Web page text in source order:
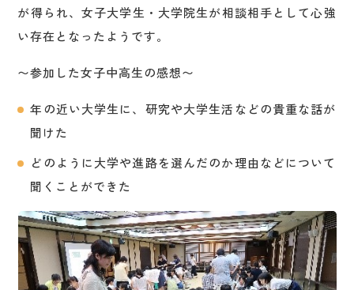
が得られ、女子大学生・大学院生が相談相手として心強
い存在となったようです。
〜参加した女子中高生の感想〜
年の近い大学生に、研究や大学生活などの貴重な話が
聞けた
どのように大学や進路を選んだのか理由などについて
聞くことができた